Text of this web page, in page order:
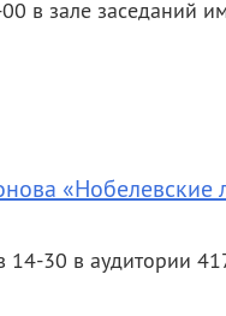
в зале заседаний
14-30 в аудитории